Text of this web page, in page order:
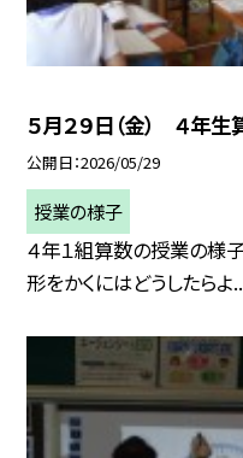
５月２９日（金） ４年
公開日 2026/05/29
授業の様子
４年１組算数の授業の様子
形をかくにはどうしたらよ